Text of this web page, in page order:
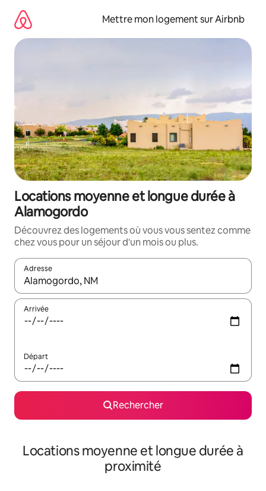
directement
contenu
Mettre mon logement sur Airbnb
Locations moyenne et longue durée à
Alamogordo
Découvrez des logements où vous vous sentez comme
chez vous pour un séjour d'un mois ou plus.
Adresse
Lorsque les résultats s'affichent, utilisez les flèches vers le
Arrivée
Départ
Rechercher
Locations moyenne et longue durée à
proximité